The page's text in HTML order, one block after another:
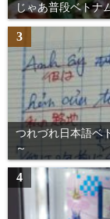
じゃあ普段ベトナ
3
つれづれ日本語ベ
～
4